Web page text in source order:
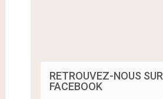
RETROUVEZ-NOUS SUR
FACEBOOK